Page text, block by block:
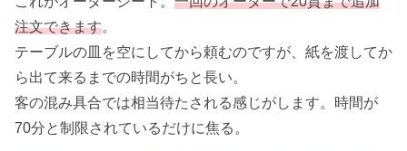
注文できます。
テーブルの皿を空にしてから頼むのですが、紙を渡してか
ら出て来るまでの時間がちと長い。
客の混み具合では相当待たされる感じがします。時間が
70分と制限されているだけに焦る。